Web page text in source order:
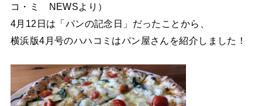
コ・ミ NEWSより）
4月12日は「パンの記念日」だったことから、
横浜版4月号のハハコミはパン屋さんを紹介しました！